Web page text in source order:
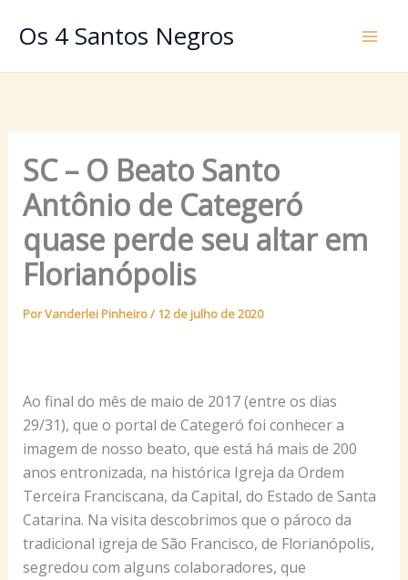
paraOs 4 Santos Negros
SC – O Beato Santo
Antônio de Categeró
quase perde seu altar em
Florianópolis
PorVanderlei Pinheiro/ 12 de julho de 2020
Ao final do mês de maio de 2017 (entre os dias
29/31), que o portal de Categeró foi conhecer a
imagem de nosso beato, que está há mais de 200
anos entronizada, na histórica Igreja da Ordem
Terceira Franciscana, da Capital, do Estado de Santa
Catarina. Na visita descobrimos que o pároco da
tradicional igreja de São Francisco, de Florianópolis,
segredou com alguns colaboradores, que